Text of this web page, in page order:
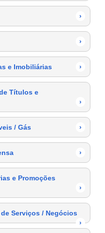
›
›
e Imobiliárias ›
Títulos e
›
/ Gás ›
›
e Promoções
›
Serviços / Negócios
›